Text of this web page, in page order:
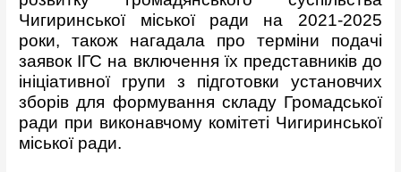
Чигиринської міської ради на 2021-2025
роки, також нагадала про терміни подачі
заявок ІГС на включення їх представників до
ініціативної групи з підготовки установчих
зборів для формування складу Громадської
ради при виконавчому комітеті Чигиринської
міської ради.